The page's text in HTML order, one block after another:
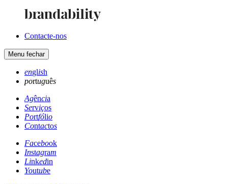
Contacte-nos
Menu fechar
english
português
Agência
Serviços
Portfólio
Contactos
Facebook
Instagram
Linkedin
Youtube